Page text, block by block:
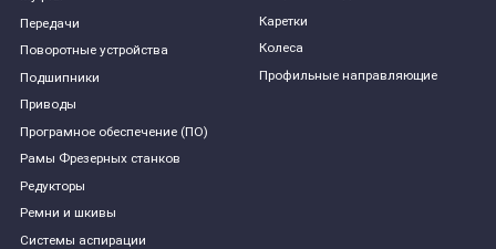
Передачи
Поворотные устройства
Подшипники
Приводы
Програмное обеспечение (ПО)
Рамы Фрезерных станков
Редукторы
Ремни и шкивы
Системы аспирации
Каретки
Колеса
Профильные направляющие